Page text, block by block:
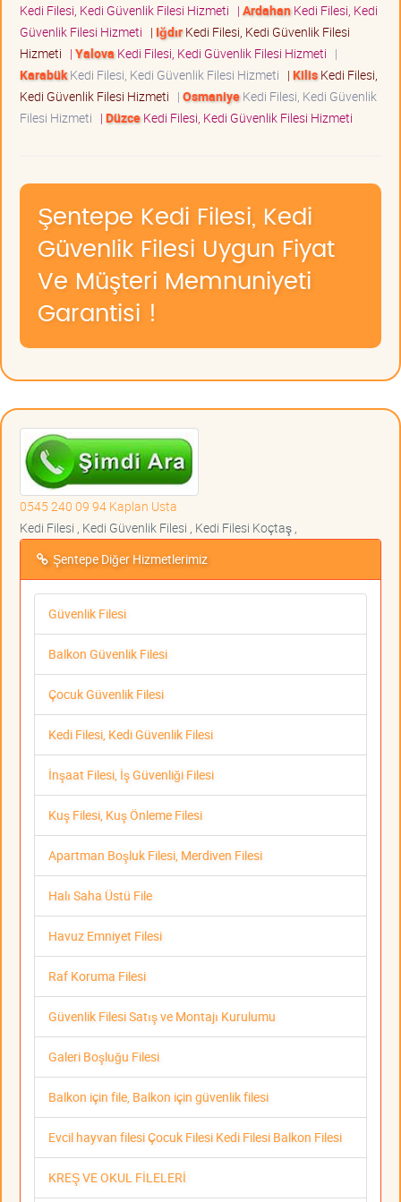
Kedi Filesi, Kedi Güvenlik Filesi Hizmeti | ArdahanKedi Filesi, Kedi
Güvenlik Filesi Hizmeti | IğdırKedi Filesi, Kedi Güvenlik Filesi
Hizmeti | Yalova Kedi Filesi, Kedi Güvenlik Filesi Hizmeti |
KarabükKedi Filesi, Kedi Güvenlik Filesi Hizmeti | KilisKedi Filesi,
Kedi Güvenlik Filesi Hizmeti | OsmaniyeKedi Filesi, Kedi Güvenlik
Filesi Hizmeti | DüzceKedi Filesi, Kedi Güvenlik Filesi Hizmeti
Şentepe Kedi Filesi, Kedi
Güvenlik Filesi Uygun Fiyat
Ve Müşteri Memnuniyeti
Garantisi !
0545 240 09 94 Kaplan Usta
Kedi Filesi , Kedi Güvenlik Filesi , Kedi Filesi Koçtaş ,
Şentepe Diğer Hizmetlerimiz
Güvenlik Filesi
Balkon Güvenlik Filesi
Çocuk Güvenlik Filesi
Kedi Filesi, Kedi Güvenlik Filesi
İnşaat Filesi, İş Güvenliği Filesi
Kuş Filesi, Kuş Önleme Filesi
Apartman Boşluk Filesi, Merdiven Filesi
Halı Saha Üstü File
Havuz Emniyet Filesi
Raf Koruma Filesi
Güvenlik Filesi Satış ve Montajı Kurulumu
Galeri Boşluğu Filesi
Balkon için file, Balkon için güvenlik filesi
Evcil hayvan filesi Çocuk Filesi Kedi Filesi Balkon Filesi
KREŞ VE OKUL FİLELERİ